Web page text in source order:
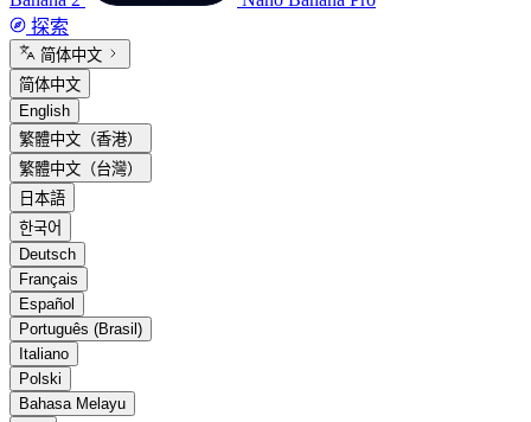
探索
简体中文
简体中文
English
繁體中文（香港）
繁體中文（台灣）
日本語
한국어
Deutsch
Français
Español
Português (Brasil)
Italiano
Polski
Bahasa Melayu